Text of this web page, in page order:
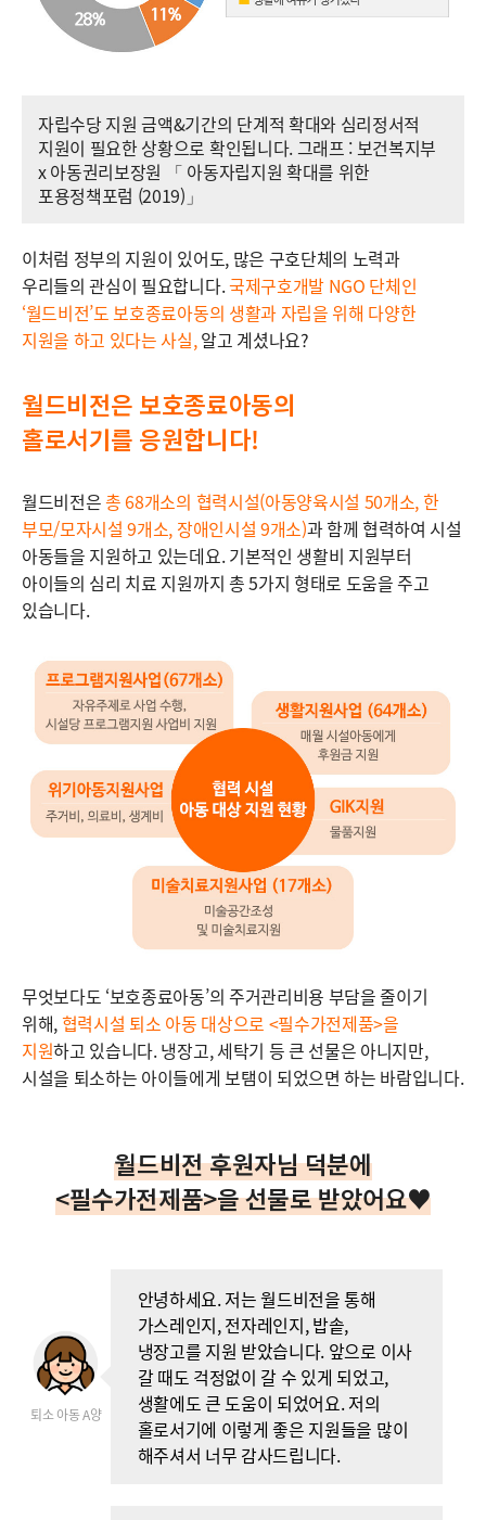
자립수당 지원 금액&기간의 단계적 확대와 심리정서적
지원이 필요한 상황으로 확인됩니다. 그래프 : 보건복지부
x 아동권리보장원 「 아동자립지원 확대를 위한
포용정책포럼 (2019)」
이처럼 정부의 지원이 있어도, 많은 구호단체의 노력과
우리들의 관심이 필요합니다.국제구호개발 NGO 단체인
‘월드비전’도 보호종료아동의 생활과 자립을 위해 다양한
지원을 하고 있다는 사실,알고 계셨나요?
월드비전은 보호종료아동의
홀로서기를 응원합니다!
월드비전은총 68개소의 협력시설(아동양육시설 50개소, 한
부모/모자시설 9개소, 장애인시설 9개소)과 함께 협력하여 시설
아동들을 지원하고 있는데요. 기본적인 생활비 지원부터
아이들의 심리 치료 지원까지 총 5가지 형태로 도움을 주고
있습니다.
무엇보다도 ‘보호종료아동’의 주거관리비용 부담을 줄이기
위해,협력시설 퇴소 아동 대상으로 <필수가전제품>을
지원하고 있습니다. 냉장고, 세탁기 등 큰 선물은 아니지만,
시설을 퇴소하는 아이들에게 보탬이 되었으면 하는 바람입니다.
월드비전 후원자님 덕분에
<필수가전제품>을 선물로 받았어요♥
퇴소 아동 A양
안녕하세요. 저는 월드비전을 통해
가스레인지, 전자레인지, 밥솥,
냉장고를 지원 받았습니다. 앞으로 이사
갈 때도 걱정없이 갈 수 있게 되었고,
생활에도 큰 도움이 되었어요. 저의
홀로서기에 이렇게 좋은 지원들을 많이
해주셔서 너무 감사드립니다.